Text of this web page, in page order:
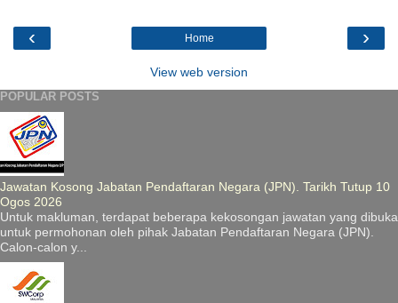
‹ ›
Home
View web version
POPULAR POSTS
Jawatan Kosong Jabatan Pendaftaran Negara (JPN). Tarikh Tutup 10
Ogos 2026
Untuk makluman, terdapat beberapa kekosongan jawatan yang dibuka
untuk permohonan oleh pihak Jabatan Pendaftaran Negara (JPN).
Calon-calon y...